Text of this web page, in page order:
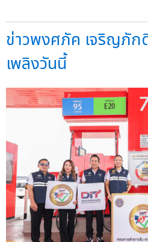
ข่าวพงศภัค เจริญภัก
เพลิงวันนี้